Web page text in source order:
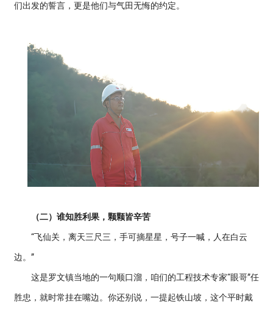
们出发的誓言，更是他们与气田无悔的约定。
（二）谁知胜利果，颗颗皆辛苦
“飞仙关，离天三尺三，手可摘星星，号子一喊，人在白云
边。”
这是罗文镇当地的一句顺口溜，咱们的工程技术专家“眼哥”任
胜忠，就时常挂在嘴边。你还别说，一提起铁山坡，这个平时戴